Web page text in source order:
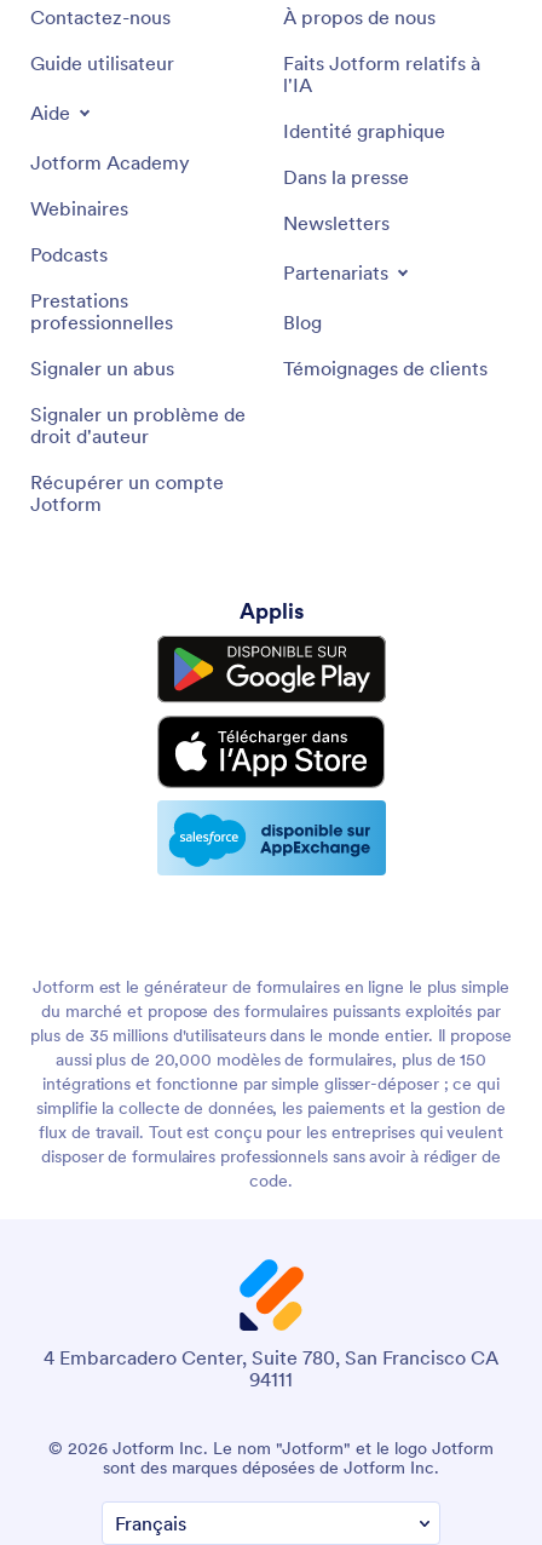
Contactez-nous
Guide utilisateur
Aide
Jotform Academy
Webinaires
Podcasts
Prestations
professionnelles
Signaler un abus
Signaler un problème de
droit d'auteur
Récupérer un compte
Jotform
À propos de nous
Faits Jotform relatifs à
l'IA
Identité graphique
Dans la presse
Newsletters
Partenariats
Blog
Témoignages de clients
Applis
Jotform est le générateur de formulaires en ligne le plus simple
du marché et propose des formulaires puissants exploités par
plus de 35 millions d'utilisateurs dans le monde entier. Il propose
aussi plus de 20,000 modèles de formulaires, plus de 150
intégrations et fonctionne par simple glisser-déposer ; ce qui
simplifie la collecte de données, les paiements et la gestion de
flux de travail. Tout est conçu pour les entreprises qui veulent
disposer de formulaires professionnels sans avoir à rédiger de
code.
4 Embarcadero Center, Suite 780, San Francisco CA
94111
© 2026 Jotform Inc. Le nom "Jotform" et le logo Jotform
sont des marques déposées de Jotform Inc.